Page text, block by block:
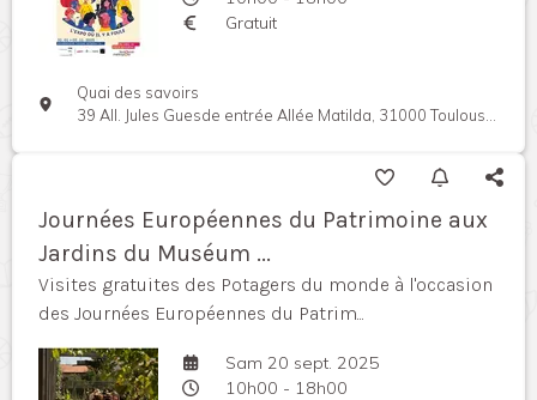
Gratuit
Quai des savoirs
39 All. Jules Guesde entrée Allée Matilda, 31000 Toulouse, France
Journées Européennes du Patrimoine aux
Jardins du Muséum ...
Visites gratuites des Potagers du monde à l'occasion
des Journées Européennes du Patrim...
Sam 20 sept. 2025
10h00 - 18h00